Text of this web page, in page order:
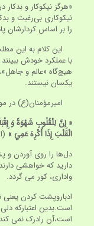
«هرگز نیکوکار و بدکار
نیکوکاری بی‌رغبت و
را بر اساس کردارشان
این کلام به این
با عملکرد خودش ببینند
هیچ‌گاه «عالم و
یکسان نیستند.
امیرمؤمنان(ع) در
« إِنَّ لِلْقُلُوبِ شَهْوَةً وَ
الْقَلْبَ إِذَا أُكْرِهَ عَمِيَ »
دل‌ها را روی آوردن و
دارید که خواهشی
واداری، کور می گردد.
ادباروپشت کردن
است.بدین اعتبارکه
است،آن رادرک نمی